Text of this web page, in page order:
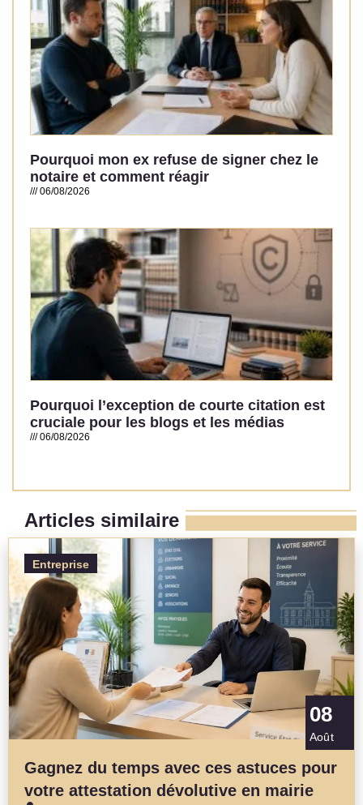
Pourquoi mon ex refuse de signer chez le
notaire et comment réagir
06/08/2026
Pourquoi l’exception de courte citation est
cruciale pour les blogs et les médias
06/08/2026
Articles similaire
Entreprise
08
Août
Gagnez du temps avec ces astuces pour
votre attestation dévolutive en mairie